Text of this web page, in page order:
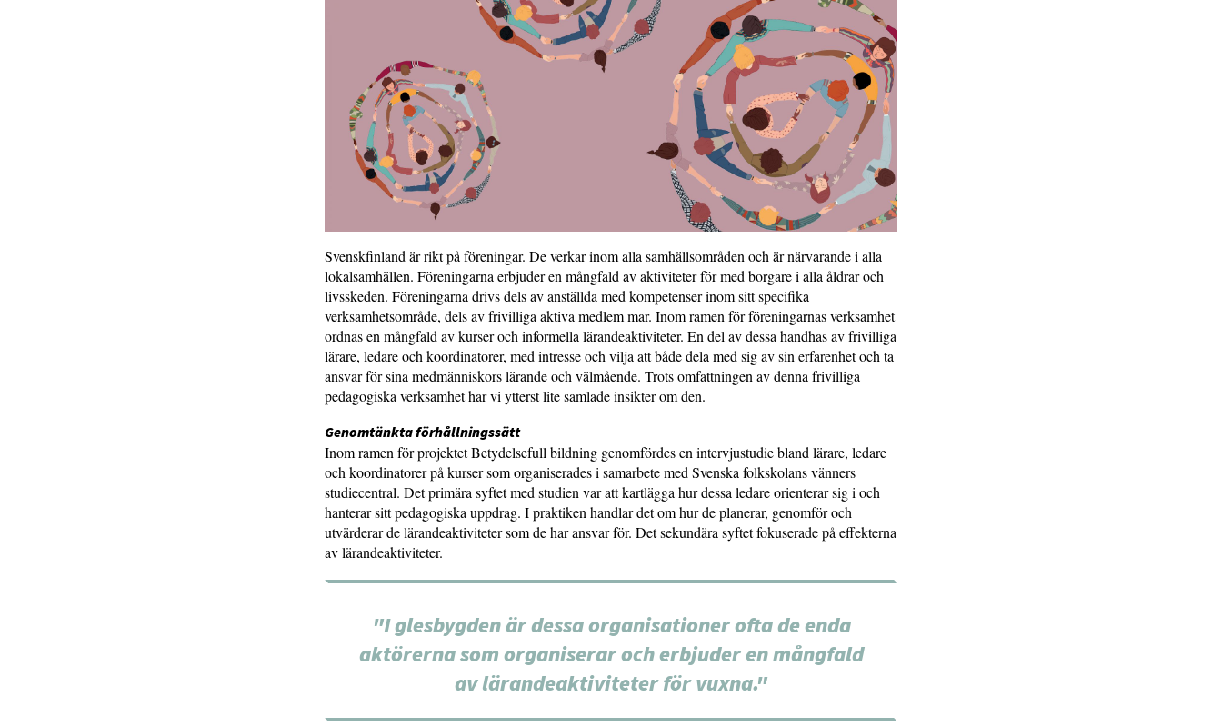
Svenskfinland är rikt på föreningar. De verkar inom alla samhällsområden och är närvarande i alla
lokalsamhällen. Föreningarna erbjuder en mångfald av aktiviteter för med borgare i alla åldrar och
livsskeden. Föreningarna drivs dels av anställda med kompetenser inom sitt specifika
verksamhetsområde, dels av frivilliga aktiva medlem mar. Inom ramen för föreningarnas verksamhet
ordnas en mångfald av kurser och informella lärandeaktiviteter. En del av dessa handhas av frivilliga
lärare, ledare och koordinatorer, med intresse och vilja att både dela med sig av sin erfarenhet och ta
ansvar för sina medmänniskors lärande och välmående. Trots omfattningen av denna frivilliga
pedagogiska verksamhet har vi ytterst lite samlade insikter om den.
Genomtänkta förhållningssätt
Inom ramen för projektet Betydelsefull bildning genomfördes en intervjustudie bland lärare, ledare
och koordinatorer på kurser som organiserades i samarbete med Svenska folkskolans vänners
studiecentral. Det primära syftet med studien var att kartlägga hur dessa ledare orienterar sig i och
hanterar sitt pedagogiska uppdrag. I praktiken handlar det om hur de planerar, genomför och
utvärderar de lärandeaktiviteter som de har ansvar för. Det sekundära syftet fokuserade på effekterna
av lärandeaktiviteter.
"I glesbygden är dessa organisationer ofta de enda
aktörerna som organiserar och erbjuder en mångfald
av lärandeaktiviteter för vuxna."